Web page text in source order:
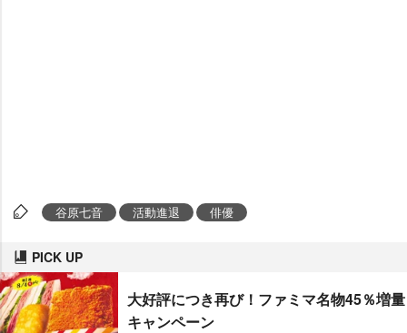
谷原七音 活動進退 俳優
PICK UP
大好評につき再び！ファミマ名物45％増量
キャンペーン